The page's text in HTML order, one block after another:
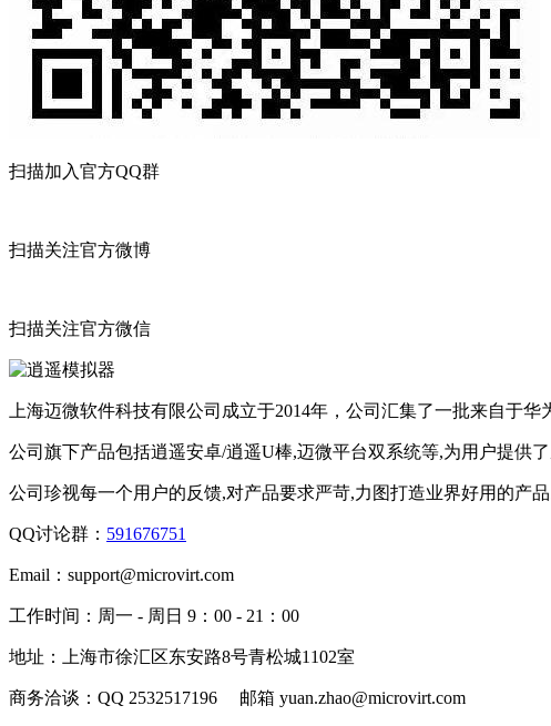
扫描加入官方QQ群
扫描关注官方微博
扫描关注官方微信
上海迈微软件科技有限公司成立于2014年，公司汇集了一批来自于
公司旗下产品包括逍遥安卓/逍遥U棒,迈微平台双系统等,为用户提供
公司珍视每一个用户的反馈,对产品要求严苛,力图打造业界好用的产品
QQ讨论群： 591676751
Email： support@microvirt.com
工作时间： 周一 - 周日 9：00 - 21：00
地址： 上海市徐汇区东安路8号青松城1102室
商务洽谈： QQ 2532517196 邮箱 yuan.zhao@microvirt.com